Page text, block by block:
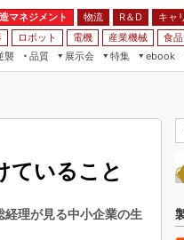
マネジメント 物流 R＆D
キャ
ロボット 電機 産業機械 食
襲 品質
展示会
特集
ス
ebook
学
ていること
経理が見る中小企業の生